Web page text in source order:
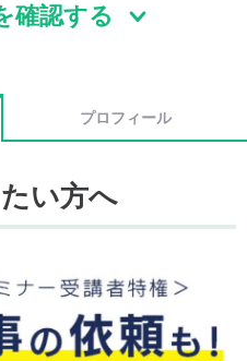
確認する
プロフィール
い方へ